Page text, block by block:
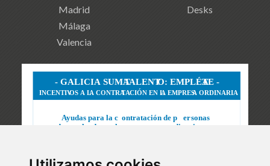
Madrid
Málaga
Valencia
Desks